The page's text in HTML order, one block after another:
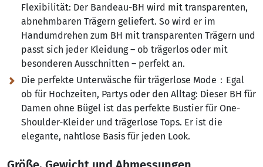
Flexibilität: Der Bandeau-BH​ wird mit transparenten,
abnehmbaren Trägern geliefert. So wird er im
Handumdrehen zum BH mit transparenten Trägern​ und
passt sich jeder Kleidung – ob trägerlos oder mit
besonderen Ausschnitten – perfekt an.
Die perfekte Unterwäsche für trägerlose Mode​：Egal
ob für Hochzeiten, Partys oder den Alltag: Dieser BH für
Damen ohne Bügel​ ist das perfekte Bustier für One-
Shoulder-Kleider und trägerlose Tops. Er ist die
elegante, nahtlose​ Basis für jeden Look.